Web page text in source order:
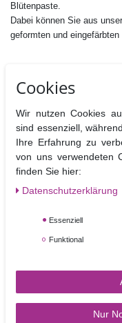
Blütenpaste.
Dabei können Sie aus
geformten und
Ähnliche Artikel
Blütenpollen weiß
Cookies
Wir nutzen Cookies
sind essenziell,
Ihre Erfahrung zu
von uns verwendeten
finden Sie hier:
Daten­schutz­erklärung
Essenziell
Funktional
Nur